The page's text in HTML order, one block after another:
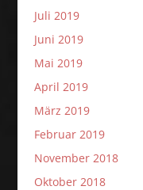
Juli 2019
Juni 2019
Mai 2019
April 2019
März 2019
Februar 2019
November 2018
Oktober 2018